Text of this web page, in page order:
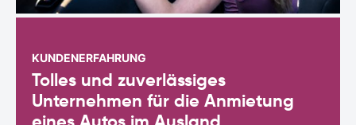
KUNDENERFAHRUNG
Tolles und zuverlässiges
Unternehmen für die Anmietung